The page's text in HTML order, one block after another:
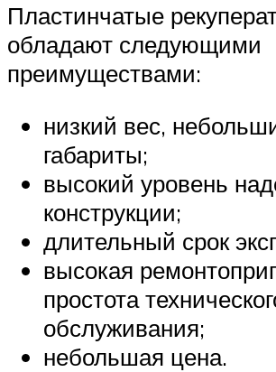
Пластинчатые
обладают следующими
преимуществами:
низкий вес,
габариты;
высокий уровень
конструкции;
длительный срок
высокая
простота
обслуживания;
небольшая цена.